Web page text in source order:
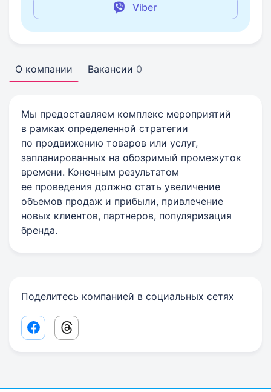
Viber
О компании Вакансии 0
Мы предоставляем комплекс мероприятий
в рамках определенной стратегии
по продвижению товаров или услуг,
запланированных на обозримый промежуток
времени. Конечным результатом
ее проведения должно стать увеличение
объемов продаж и прибыли, привлечение
новых клиентов, партнеров, популяризация
бренда.
Поделитесь компанией в социальных сетях
Facebook share link
Threads share link